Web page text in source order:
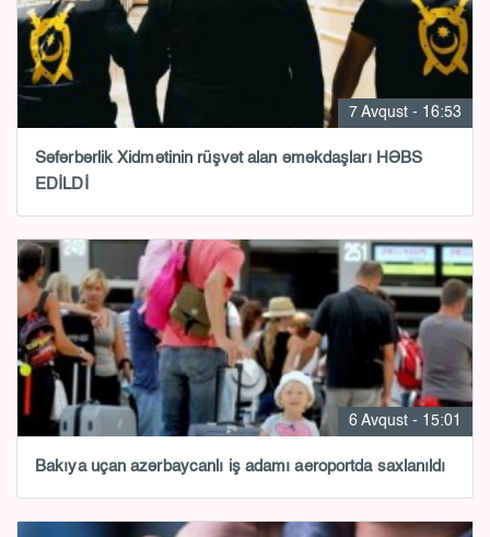
7 Avqust - 16:53
Səfərbərlik Xidmətinin rüşvət alan əməkdaşları HƏBS
EDİLDİ
6 Avqust - 15:01
Bakıya uçan azərbaycanlı iş adamı aeroportda saxlanıldı